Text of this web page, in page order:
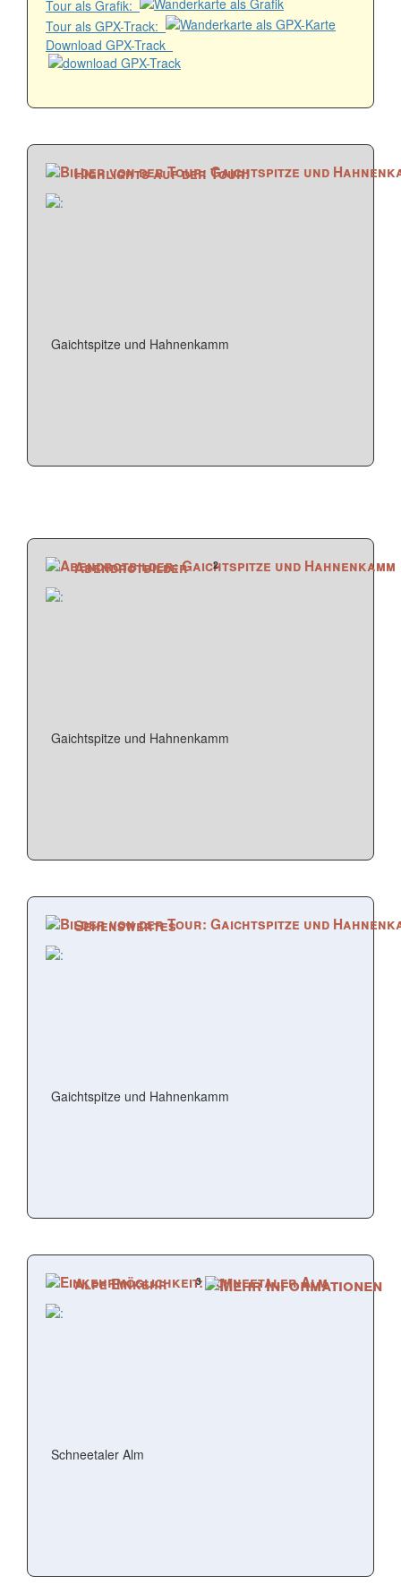
Tour als Grafik:
Tour als GPX-Track:
Download GPX-Track
Highlights auf der Tour!
Gaichtspitze und Hahnenkamm
Abendrotbilder 2
Gaichtspitze und Hahnenkamm
Sehenswertes
Gaichtspitze und Hahnenkamm
Alpe Einkehr 3
Schneetaler Alm